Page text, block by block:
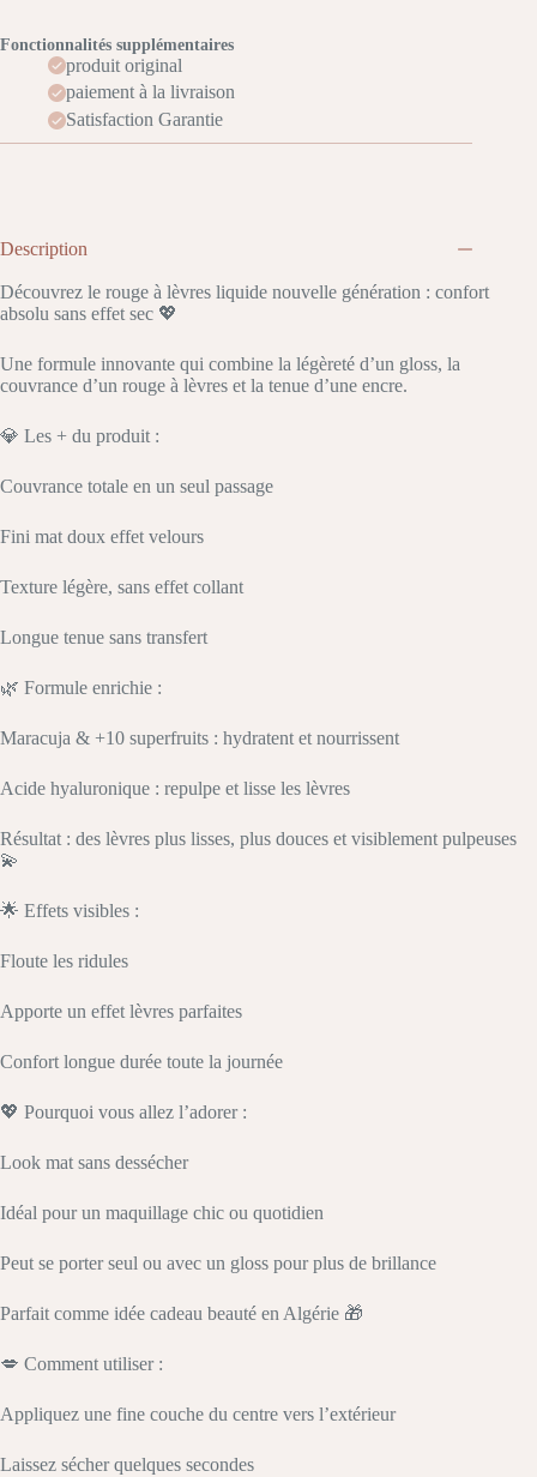
Fonctionnalités supplémentaires
produit original
paiement à la livraison
Satisfaction Garantie
Description
Découvrez le rouge à lèvres liquide nouvelle génération : confort
absolu sans effet sec 💖
Une formule innovante qui combine la légèreté d’un gloss, la
couvrance d’un rouge à lèvres et la tenue d’une encre.
💎 Les + du produit :
Couvrance totale en un seul passage
Fini mat doux effet velours
Texture légère, sans effet collant
Longue tenue sans transfert
🌿 Formule enrichie :
Maracuja & +10 superfruits : hydratent et nourrissent
Acide hyaluronique : repulpe et lisse les lèvres
Résultat : des lèvres plus lisses, plus douces et visiblement pulpeuses
💫
🌟 Effets visibles :
Floute les ridules
Apporte un effet lèvres parfaites
Confort longue durée toute la journée
💖 Pourquoi vous allez l’adorer :
Look mat sans dessécher
Idéal pour un maquillage chic ou quotidien
Peut se porter seul ou avec un gloss pour plus de brillance
Parfait comme idée cadeau beauté en Algérie 🎁
💋 Comment utiliser :
Appliquez une fine couche du centre vers l’extérieur
Laissez sécher quelques secondes